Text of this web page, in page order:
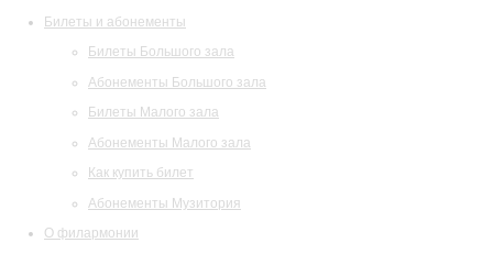
Билеты и абонементы
Билеты Большого зала
Абонементы Большого зала
Билеты Малого зала
Абонементы Малого зала
Как купить билет
Абонементы Музитория
О филармонии